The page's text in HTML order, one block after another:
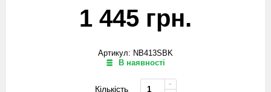
1 445 грн.
Артикул: NB413SBK
В наявності
Кількість